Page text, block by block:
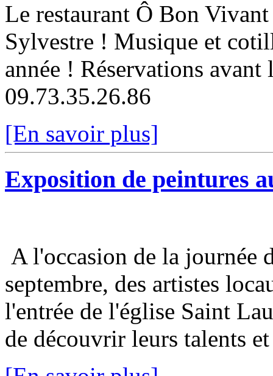
Le restaurant Ô Bon
Sylvestre ! Musique et
année ! Réservations avant
09.73.35.26.86
[En savoir plus]
Exposition de peintures
A l'occasion de la journée
septembre, des artistes
l'entrée de l'église Saint
de découvrir leurs talents